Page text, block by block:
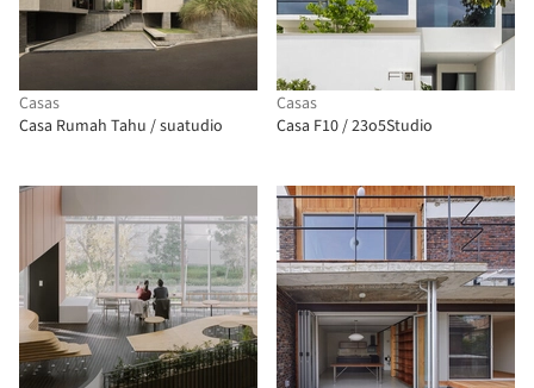
Casas
Casa Rumah Tahu / suatudio
Casas
Casa F10 / 23o5Studio